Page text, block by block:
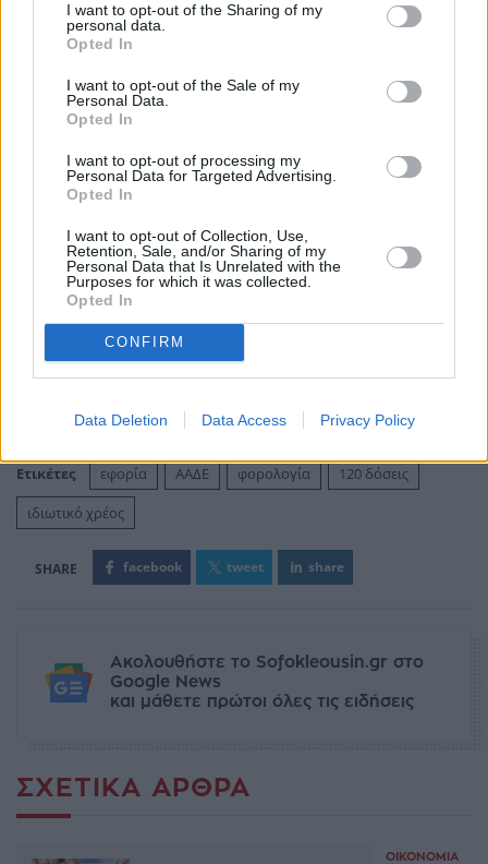
I want to opt-out of the Sharing of my
personal data.
Opted In
I want to opt-out of the Sale of my
Personal Data.
Opted In
I want to opt-out of processing my
Personal Data for Targeted Advertising.
Opted In
I want to opt-out of Collection, Use,
Retention, Sale, and/or Sharing of my
Personal Data that Is Unrelated with the
Purposes for which it was collected.
Opted In
CONFIRM
Data Deletion Data Access Privacy Policy
διαπιστώνονται σε υψηλά ποσά οφειλής (άνω
των 20.000 ευρώ για φυσικά πρόσωπα και άνω
των 150.000 ευρώ για νομικά πρόσωπα).
Ετικέτες εφορία ΑΑΔΕ φορολογία
120 δόσεις
ιδιωτικό χρέος
facebook tweet share
Ακολουθήστε το Sofokleousin.gr στο
Google News
και μάθετε πρώτοι όλες τις ειδήσεις
ΣΧΕΤΙΚΆ ΆΡΘΡΑ
ΟΙΚΟΝΟΜΊΑ